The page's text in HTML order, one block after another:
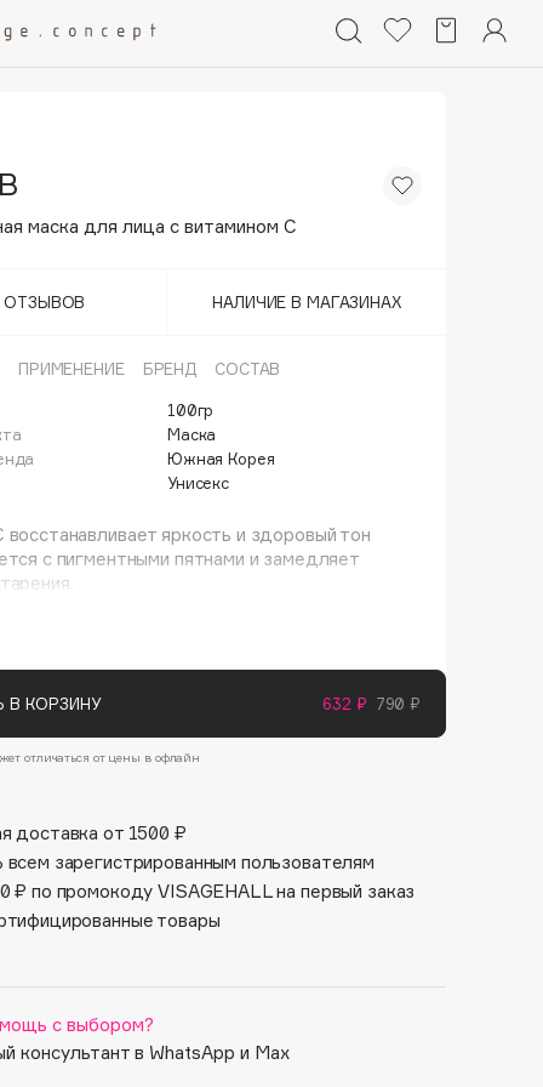
Финал лета
Парфюм для тебя
маска для лица с витамином С
ОТЗЫВОВ НАЛИЧИЕ В МАГАЗИНАХ
ПРИМЕНЕНИЕ БРЕНД СОСТАВ
100гр
Маска
Южная Корея
Унисекс
яркость и здоровый тон
с пигментными пятнами и замедляет
В КОРЗИНУ 632 ₽ 790 ₽
отличаться от цены в офлайн
доставка от 1500 ₽
всем зарегистрированным пользователям
₽ по промокоду VISAGEHALL на первый заказ
товары
с выбором?
консультант в WhatsApp и Max